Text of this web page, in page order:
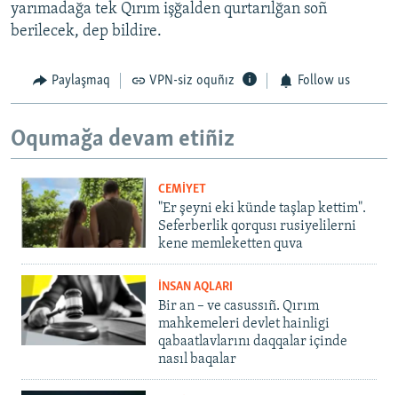
yarımadağa tek Qırım işğalden qurtarılğan soñ
berilecek, dep bildire.
Paylaşmaq VPN-siz oquñız Follow us
Oqumağa devam etiñiz
CEMİYET
"Er şeyni eki künde taşlap kettim".
Seferberlik qorqusı rusiyelilerni
kene memleketten quva
İNSAN AQLARI
Bir an – ve casussıñ. Qırım
mahkemeleri devlet hainligi
qabaatlavlarını daqqalar içinde
nasıl baqalar